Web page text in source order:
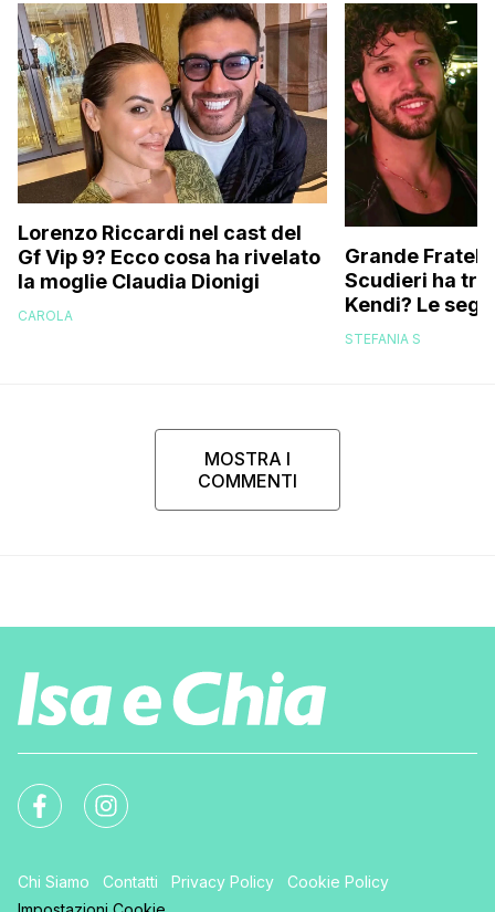
Lorenzo Riccardi nel cast del
Gf Vip 9? Ecco cosa ha rivelato
la moglie Claudia Dionigi
CAROLA
Grande
Scudieri ha
Kendi? Le
replica dell’ex
STEFANIA S
MOSTRA I
COMMENTI
Chi Siamo Contatti Privacy Policy
Cookie Policy